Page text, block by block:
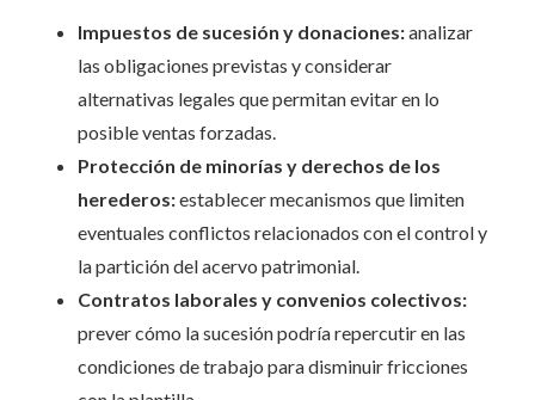
Impuestos de sucesión y donaciones:analizar
las obligaciones previstas y considerar
alternativas legales que permitan evitar en lo
posible ventas forzadas.
Protección de minorías y derechos de los
herederos:establecer mecanismos que limiten
eventuales conflictos relacionados con el control y
la partición del acervo patrimonial.
Contratos laborales y convenios colectivos:
prever cómo la sucesión podría repercutir en las
condiciones de trabajo para disminuir fricciones